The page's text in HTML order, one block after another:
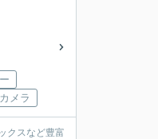
メラ
クスなど豊富